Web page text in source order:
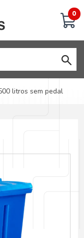
0
litros sem pedal